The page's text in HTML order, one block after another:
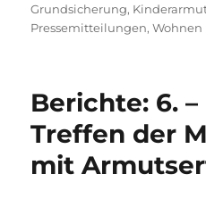
am
Grundsicherung,
Pressemitteilungen,Wohnen
Berichte: 6. –
Treffen der
mit